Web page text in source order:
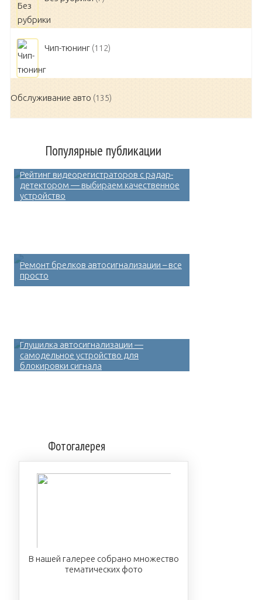
Чип-тюнинг (112)
Обслуживание авто (135)
Популярные публикации
Рейтинг видеорегистраторов с радар-
детектором — выбираем качественное
устройство
Ремонт брелков автосигнализации – все
просто
Глушилка автосигнализации —
самодельное устройство для
блокировки сигнала
Фотогалерея
В нашей галерее собрано множество
тематических фото